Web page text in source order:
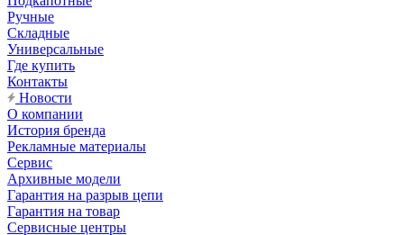
Ручные
Складные
Универсальные
Где купить
Контакты
Новости
О компании
История бренда
Рекламные материалы
Сервис
Архивные модели
Гарантия на разрыв цепи
Гарантия на товар
Сервисные центры